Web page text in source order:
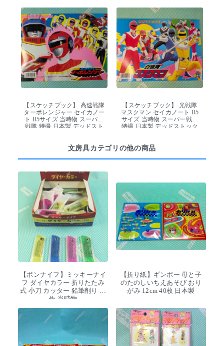
【スケッチブック】 高速戦隊
ターボレンジャー セイカノー
ト B5サイズ 当時物 スーパー
戦隊 特撮 日本製 デッドスト
【スケッチブック】 光戦隊
マスクマン セイカノート B5
サイズ 当時物 スーパー戦隊
特撮 日本製 デッドストック
文房具カテゴリの他の商品
【ボンナイフ】ミッキーナイ
フ ダイヤカラー 折りたたみ
式 小刀 カッター 鉛筆削り 工
作 当時物
【折り紙】ギンポー 母と子
のたのしいちえあそび おり
がみ 12cm 40枚 日本製